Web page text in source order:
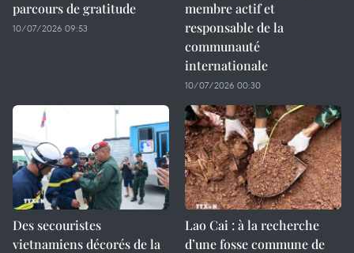
parcours de gratitude
10/07/2026 09:53
membre actif et
responsable de la
communauté
internationale
10/07/2026 00:30
Des secouristes
vietnamiens décorés de la
Lao Cai : à la recherche
d’une fosse commune de